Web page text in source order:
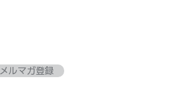
メルマガ登録